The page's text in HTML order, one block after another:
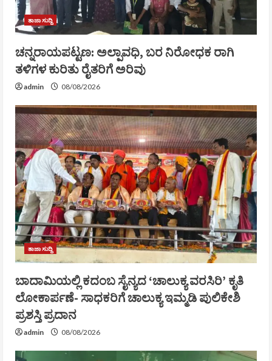
ತಾಜಾ ಸುದ್ದಿ
ಚನ್ನರಾಯಪಟ್ಟಣ: ಅಲ್ಪಾವಧಿ, ಬರ ನಿರೋಧಕ ರಾಗಿ
ತಳಿಗಳ ಕುರಿತು ರೈತರಿಗೆ ಅರಿವು
admin 08/08/2026
ತಾಜಾ ಸುದ್ದಿ
ಬಾದಾಮಿಯಲ್ಲಿ ಕದಂಬ ಸೈನ್ಯದ ‘ಚಾಲುಕ್ಯ ವರಸಿರಿ’ ಕೃತಿ
ಲೋಕಾರ್ಪಣೆ- ಸಾಧಕರಿಗೆ ಚಾಲುಕ್ಯ ಇಮ್ಮಡಿ ಪುಲಿಕೇಶಿ
ಪ್ರಶಸ್ತಿ ಪ್ರದಾನ
admin 08/08/2026